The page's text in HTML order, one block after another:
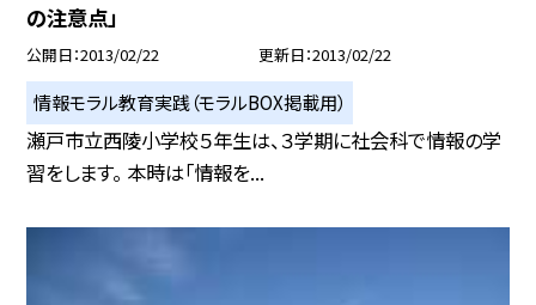
の注意点」
公開日 2013/02/22 更新日 2013/02/22
情報モラル教育実践（モラルBOX掲載用）
瀬戸市立西陵小学校５年生は、３学期に社会科で情報の学
習をします。 本時は「情報を...